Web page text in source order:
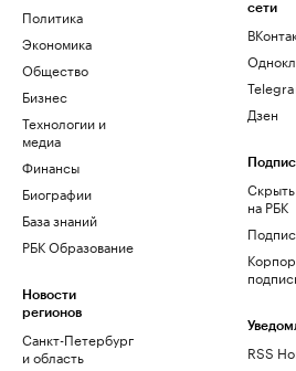
Политика
Экономика
Общество
Бизнес
Технологии и
медиа
Финансы
Биографии
База знаний
РБК Образование
Новости
регионов
Санкт-Петербург
и область
сети
Дзен
на РБК
RSS